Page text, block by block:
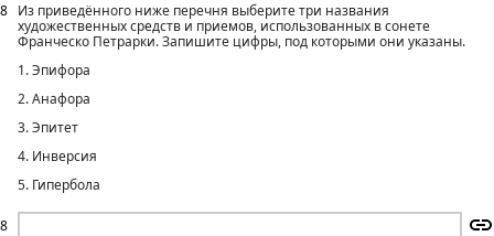
8
8
Из приведённого ниже перечня выберите три названия
художественных средств и приемов, использованных в сонете
Франческо Петрарки. Запишите цифры, под которыми они указаны.
1. Эпифора
2. Анафора
3. Эпитет
4. Инверсия
5. Гипербола